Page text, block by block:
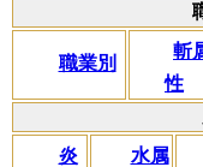
職業別
斬
性
炎
水属